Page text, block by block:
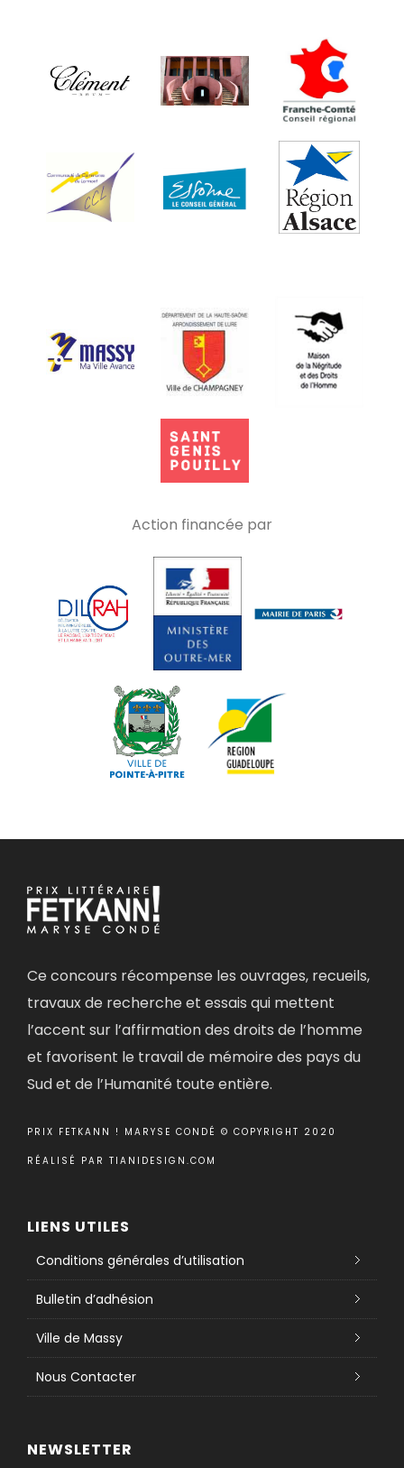
Action financée par
Ce concours récompense les ouvrages, recueils,
travaux de recherche et essais qui mettent
l’accent sur l’affirmation des droits de l’homme
et favorisent le travail de mémoire des pays du
Sud et de l’Humanité toute entière.
PRIX FETKANN ! MARYSE CONDÉ © COPYRIGHT 2020
RÉALISÉ PAR TIANIDESIGN.COM
LIENS UTILES
Conditions générales d’utilisation
Bulletin d’adhésion
Ville de Massy
Nous Contacter
NEWSLETTER